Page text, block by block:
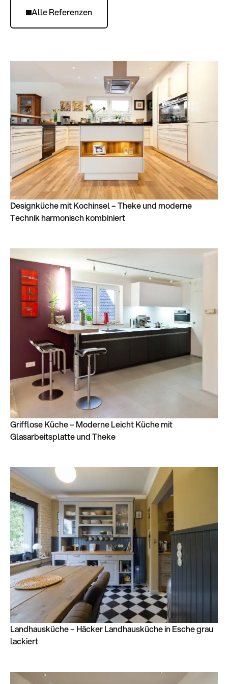
Alle Referenzen
Designküche mit Kochinsel – Theke und moderne
Technik harmonisch kombiniert
Grifflose Küche – Moderne Leicht Küche mit
Glasarbeitsplatte und Theke
Landhausküche – Häcker Landhausküche in Esche grau
lackiert